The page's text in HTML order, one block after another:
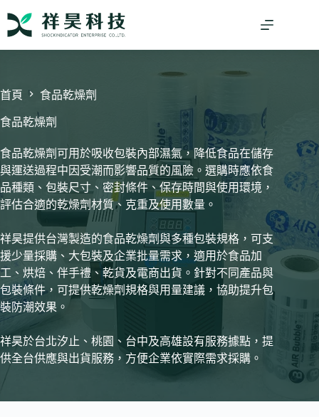
容
首頁 食品乾燥劑
食品乾燥劑
食品乾燥劑可用於吸收包裝內部濕氣，降低食品在儲存
與運送過程中因受潮而影響品質的風險。選購時應依食
品種類、包裝尺寸、密封條件、保存時間與使用環境，
評估合適的乾燥劑材質、克重及使用數量。
祥昊提供台灣製造的食品乾燥劑與多種包裝規格，可支
援少量採購、大包裝及企業批量需求，適用於食品加
工、烘焙、伴手禮、乾貨及電商出貨。針對不同產品與
包裝條件，可提供乾燥劑規格與用量建議，協助提升包
裝防潮效果。
祥昊於台北汐止、桃園、台中及高雄設有服務據點，提
供全台供應與出貨服務，方便企業依實際需求採購。